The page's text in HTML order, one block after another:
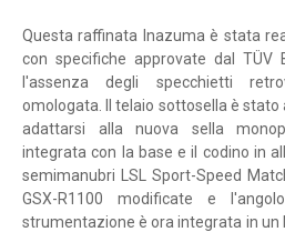
Questa raffinata Inazuma è stata
con specifiche approvate dal TÜV
l'assenza degli specchietti
omologata. Il telaio sottosella è
adattarsi alla nuova sella
integrata con la base e il codino in
semimanubri LSL Sport-Speed
GSX-R1100 modificate e
strumentazione è ora integrata in un